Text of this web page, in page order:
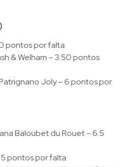
0 pontos por falta
& Welham – 3.50 pontos
Joly – 6 pontos por
Baloubet du Rouet – 6.5
pontos por falta